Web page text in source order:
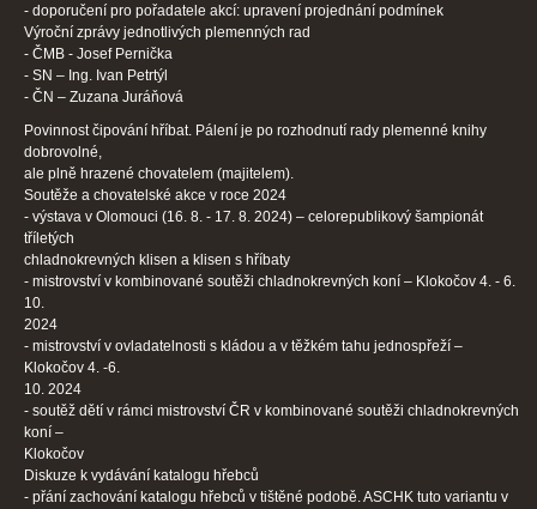
- doporučení pro pořadatele akcí: upravení projednání podmínek
Výroční zprávy jednotlivých plemenných rad
- ČMB - Josef Pernička
- SN – Ing. Ivan Petrtýl
- ČN – Zuzana Juráňová
Povinnost čipování hříbat. Pálení je po rozhodnutí rady plemenné knihy
dobrovolné,
ale plně hrazené chovatelem (majitelem).
Soutěže a chovatelské akce v roce 2024
- výstava v Olomouci (16. 8. - 17. 8. 2024) – celorepublikový šampionát
tříletých
chladnokrevných klisen a klisen s hříbaty
- mistrovství v kombinované soutěži chladnokrevných koní – Klokočov 4. - 6.
10.
2024
- mistrovství v ovladatelnosti s kládou a v těžkém tahu jednospřeží –
Klokočov 4. -6.
10. 2024
- soutěž dětí v rámci mistrovství ČR v kombinované soutěži chladnokrevných
koní –
Klokočov
Diskuze k vydávání katalogu hřebců
- přání zachování katalogu hřebců v tištěné podobě. ASCHK tuto variantu v